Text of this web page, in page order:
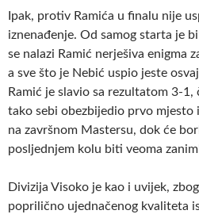
Ipak, protiv Ramića u finalu nije
iznenađenje. Od samog starta je
se nalazi Ramić nerješiva enigma
a sve što je Nebić uspio jeste
Ramić je slavio sa rezultatom 3-
tako sebi obezbijedio prvo mjesto
na završnom Mastersu, dok će
posljednjem kolu biti veoma
Divizija Visoko je kao i uvijek,
poprilično ujednačenog kvaliteta